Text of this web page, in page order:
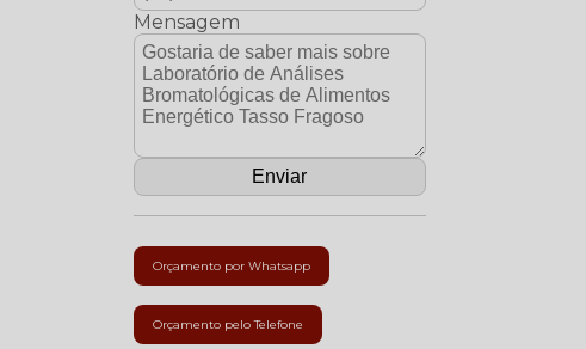
Mensagem
Orçamento por Whatsapp
Orçamento pelo Telefone